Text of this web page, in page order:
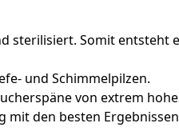
sterilisiert. Somit entsteht
und Schimmelpilzen.
von extrem
mit den besten